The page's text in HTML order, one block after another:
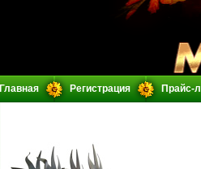
Главная Регистрация Прайс-